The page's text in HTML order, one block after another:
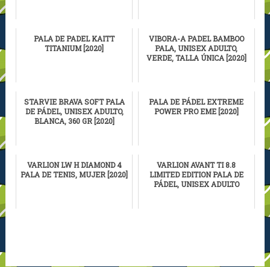
PALA DE PADEL KAITT
TITANIUM [2020]
VIBORA-A PADEL BAMBOO
PALA, UNISEX ADULTO,
VERDE, TALLA ÚNICA [2020]
STARVIE BRAVA SOFT PALA
DE PÁDEL, UNISEX ADULTO,
BLANCA, 360 GR [2020]
PALA DE PÁDEL EXTREME
POWER PRO EME [2020]
VARLION LW H DIAMOND 4
PALA DE TENIS, MUJER [2020]
VARLION AVANT TI 8.8
LIMITED EDITION PALA DE
PÁDEL, UNISEX ADULTO